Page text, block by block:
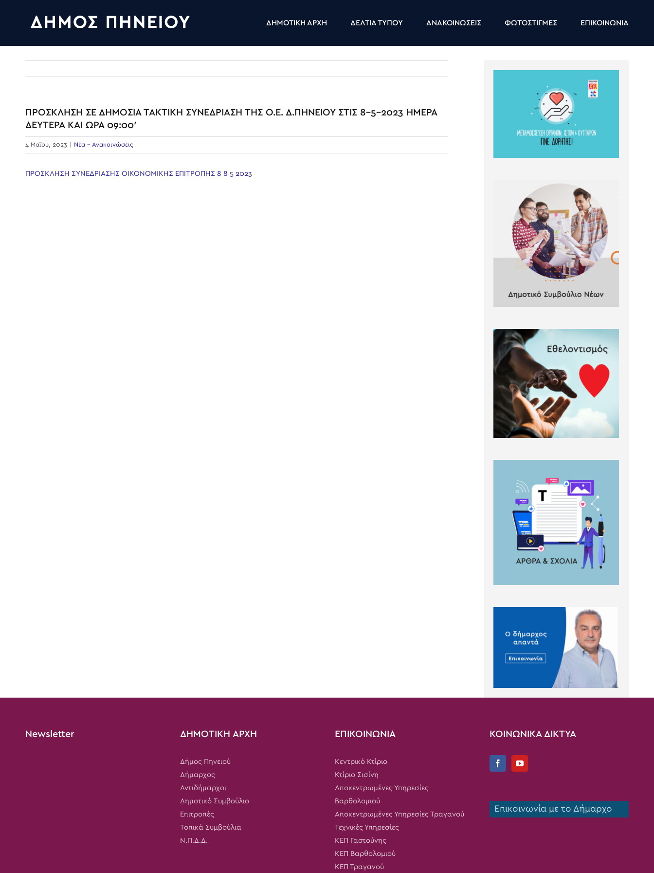
ΔΗΜΟΤΙΚΗ ΑΡΧΗ ΔΕΛΤΙΑ ΤΥΠΟΥ ΑΝΑΚΟΙΝΩΣΕΙΣ ΦΩΤΟΣΤΙΓΜΕΣ ΕΠΙΚΟΙΝΩΝΙΑ
ΠΡΟΣΚΛΗΣΗ ΣΕ ΔΗΜΟΣΙΑ ΤΑΚΤΙΚΗ ΣΥΝΕΔΡΙΑΣΗ ΤΗΣ Ο.Ε. Δ.ΠΗΝΕΙΟΥ ΣΤΙΣ 8-5-2023 ΗΜΕΡΑ
ΔΕΥΤΕΡΑ ΚΑΙ ΩΡΑ 09:00′
4 Μαΐου, 2023 Νέα - Ανακοινώσεις
ΠΡΟΣΚΛΗΣΗ ΣΥΝΕΔΡΙΑΣΗΣ ΟΙΚΟΝΟΜΙΚΗΣ ΕΠΙΤΡΟΠΗΣ 8 8 5 2023
Newsletter ΔΗΜΟΤΙΚΗ ΑΡΧΗ
Δήμος Πηνειού
Δήμαρχος
Αντιδήμαρχοι
Δημοτικό Συμβούλιο
Επιτροπές
Τοπικά Συμβούλια
Ν.Π.Δ.Δ.
ΕΠΙΚΟΙΝΩΝΙΑ
Κεντρικό Κτίριο
Κτίριο Σισίνη
Αποκεντρωμένες Υπηρεσίες
Βαρθολομιού
Αποκεντρωμένες Υπηρεσίες Τραγανού
Τεχνικές Υπηρεσίες
ΚΕΠ Γαστούνης
ΚΕΠ Βαρθολομιού
ΚΕΠ Τραγανού
ΚΟΙΝΩΝΙΚΑ ΔΙΚΤΥΑ
Επικοινωνία με το Δήμαρχο